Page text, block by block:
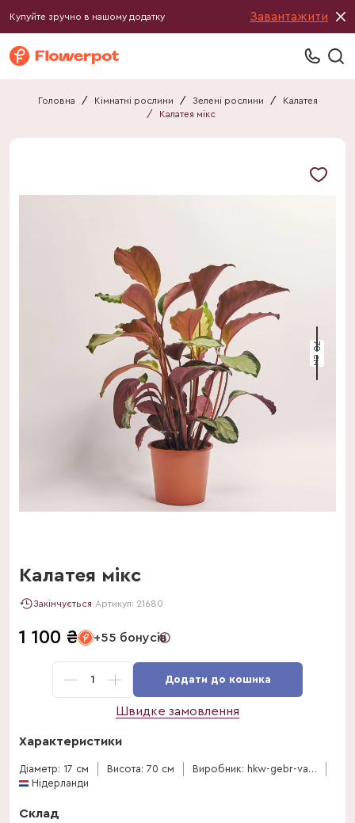
Купуйте зручно в нашому додатку Завантажити
Головна / Кімнатні рослини / Зелені рослини /
Калатея
/
Калатея мікс
70 см
Калатея мікс
Закінчується Артикул: 21680
1 100 ₴ +55 бонусів
1 Додати до кошика
Швидке замовлення
Характеристики
Діаметр: 17 см Висота: 70 см
Виробник: hkw-gebr-valstar
Нідерланди
Склад